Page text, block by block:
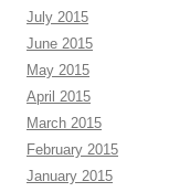
July 2015
June 2015
May 2015
April 2015
March 2015
February 2015
January 2015